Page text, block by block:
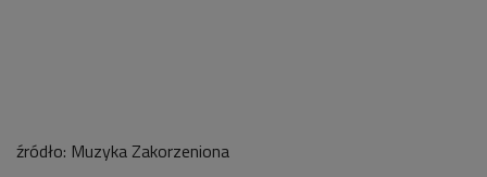
źródło: Muzyka Zakorzeniona